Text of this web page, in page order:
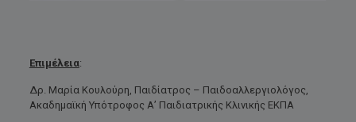
Επιμέλεια:
Δρ. Μαρία Κουλούρη, Παιδίατρος – Παιδοαλλεργιολόγος,
Ακαδημαϊκή Υπότροφος Α’ Παιδιατρικής Κλινικής ΕΚΠΑ